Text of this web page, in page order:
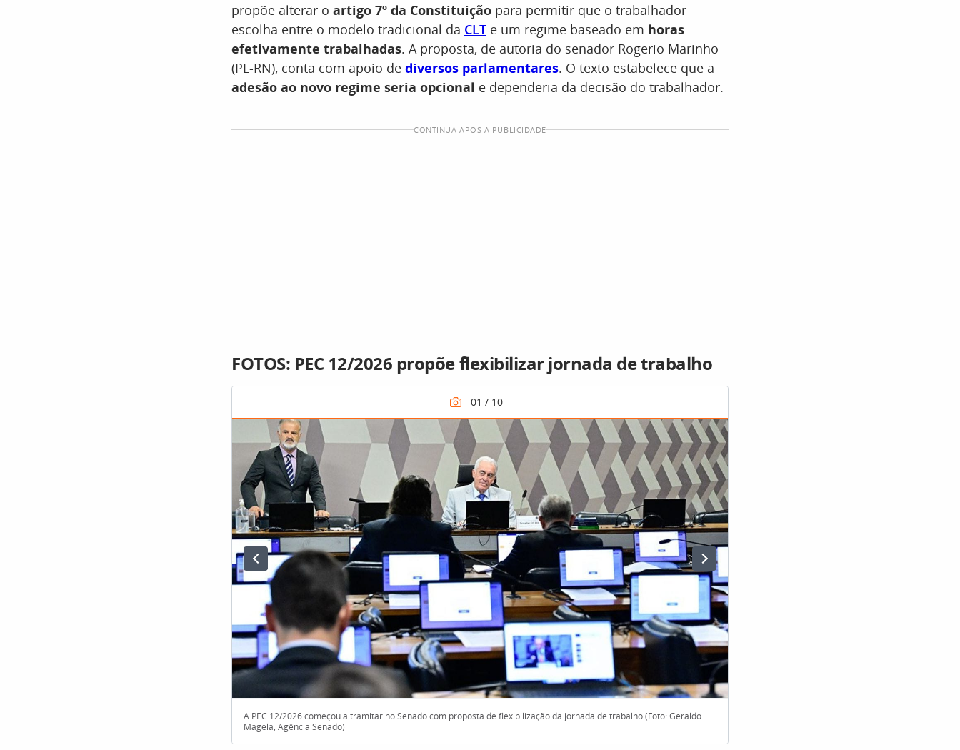
propõe alterar o artigo 7º da Constituição para permitir que o trabalhador
escolha entre o modelo tradicional da CLT e um regime baseado em horas
efetivamente trabalhadas. A proposta, de autoria do senador Rogerio Marinho
(PL-RN), conta com apoio de diversos parlamentares. O texto estabelece que a
adesão ao novo regime seria opcional e dependeria da decisão do trabalhador.
CONTINUA APÓS A PUBLICIDADE
FOTOS: PEC 12/2026 propõe flexibilizar jornada de trabalho
A PEC 12/2026 começou a tramitar no Senado com proposta de flexibilização da jornada de trabalho (Foto: Geraldo
Magela, Agência Senado)